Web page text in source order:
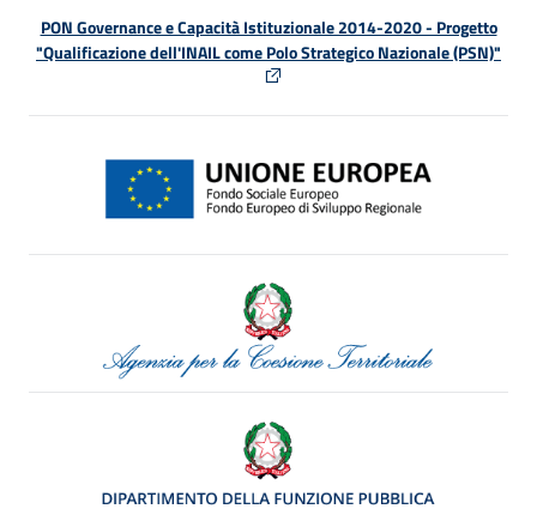
PON Governance e Capacità Istituzionale 2014-2020 - Progetto
"Qualificazione dell'INAIL come Polo Strategico Nazionale (PSN)"